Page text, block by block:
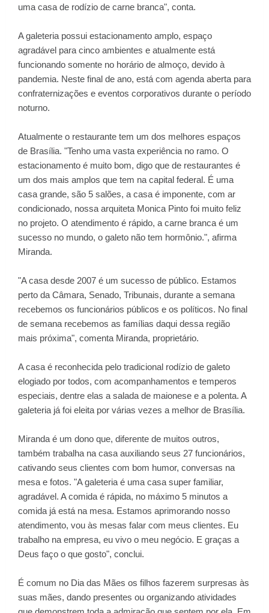
uma casa de rodízio de carne branca", conta.
A galeteria possui estacionamento amplo, espaço
agradável para cinco ambientes e atualmente está
funcionando somente no horário de almoço, devido à
pandemia. Neste final de ano, está com agenda aberta para
confraternizações e eventos corporativos durante o período
noturno.
Atualmente o restaurante tem um dos melhores espaços
de Brasília. "Tenho uma vasta experiência no ramo. O
estacionamento é muito bom, digo que de restaurantes é
um dos mais amplos que tem na capital federal. É uma
casa grande, são 5 salões, a casa é imponente, com ar
condicionado, nossa arquiteta Monica Pinto foi muito feliz
no projeto. O atendimento é rápido, a carne branca é um
sucesso no mundo, o galeto não tem hormônio.", afirma
Miranda.
"A casa desde 2007 é um sucesso de público. Estamos
perto da Câmara, Senado, Tribunais, durante a semana
recebemos os funcionários públicos e os políticos. No final
de semana recebemos as famílias daqui dessa região
mais próxima", comenta Miranda, proprietário.
A casa é reconhecida pelo tradicional rodízio de galeto
elogiado por todos, com acompanhamentos e temperos
especiais, dentre elas a salada de maionese e a polenta. A
galeteria já foi eleita por várias vezes a melhor de Brasília.
Miranda é um dono que, diferente de muitos outros,
também trabalha na casa auxiliando seus 27 funcionários,
cativando seus clientes com bom humor, conversas na
mesa e fotos. "A galeteria é uma casa super familiar,
agradável. A comida é rápida, no máximo 5 minutos a
comida já está na mesa. Estamos aprimorando nosso
atendimento, vou às mesas falar com meus clientes. Eu
trabalho na empresa, eu vivo o meu negócio. E graças a
Deus faço o que gosto", conclui.
É comum no Dia das Mães os filhos fazerem surpresas às
suas mães, dando presentes ou organizando atividades